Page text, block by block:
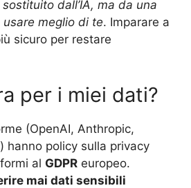
dall’IA, ma da una
meglio di te. Imparare a
sicuro per restare
per i miei dati?
(OpenAI, Anthropic,
hanno policy sulla privacy
al GDPR europeo.
mai dati sensibili